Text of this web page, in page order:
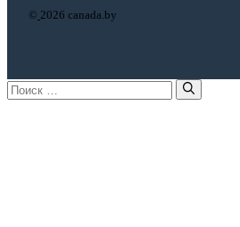
© 2026 canada.by
Поиск: